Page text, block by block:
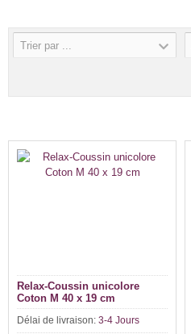
Trier par ...
Relax-Coussin unicolore
Coton M 40 x 19 cm
Délai de livraison: 3-4 Jours